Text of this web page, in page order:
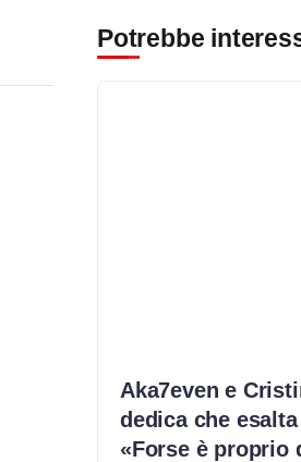
Potrebbe
Aka7even e
dedica che
«Forse è proprio